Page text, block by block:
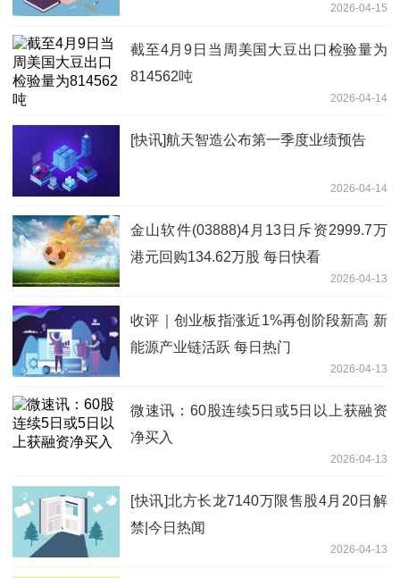
2026-04-15
截至4月9日当周美国大豆出口检验量为
814562吨
2026-04-14
[快讯]航天智造公布第一季度业绩预告
2026-04-14
金山软件(03888)4月13日斥资2999.7万
港元回购134.62万股 每日快看
2026-04-13
收评｜创业板指涨近1%再创阶段新高 新
能源产业链活跃 每日热门
2026-04-13
微速讯：60股连续5日或5日以上获融资
净买入
2026-04-13
[快讯]北方长龙7140万限售股4月20日解
禁|今日热闻
2026-04-13